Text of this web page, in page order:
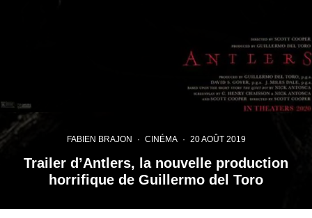
FABIEN BRAJON · CINÉMA · 20 AOÛT 2019
Trailer d’Antlers, la nouvelle production
horrifique de Guillermo del Toro